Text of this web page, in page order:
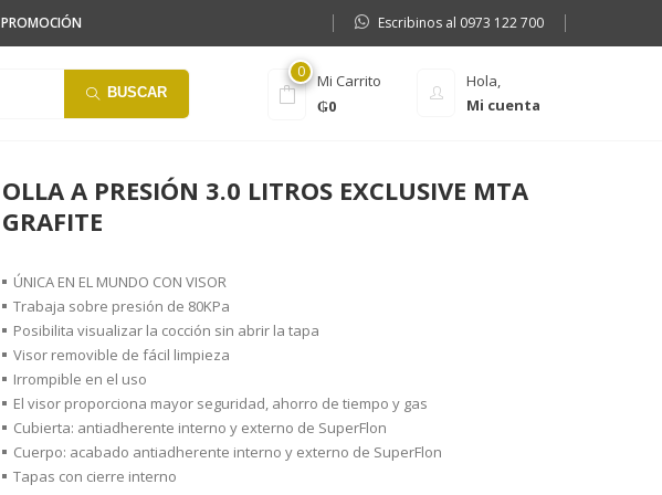
PROMOCIÓN Escribinos al 0973 122 700
BUSCAR
Hola,
Mi cuenta
0
Mi Carrito
₲0
OLLA A PRESIÓN 3.0 LITROS EXCLUSIVE MTA
GRAFITE
ÚNICA EN EL MUNDO CON VISOR
Trabaja sobre presión de 80KPa
Posibilita visualizar la cocción sin abrir la tapa
Visor removible de fácil limpieza
Irrompible en el uso
El visor proporciona mayor seguridad, ahorro de tiempo y gas
Cubierta: antiadherente interno y externo de SuperFlon
Cuerpo: acabado antiadherente interno y externo de SuperFlon
Tapas con cierre interno